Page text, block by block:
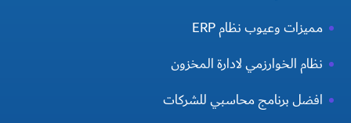
مميزات وعيوب نظام ERP
نظام الخوارزمي لادارة المخزون
افضل برنامج محاسبي للشركات